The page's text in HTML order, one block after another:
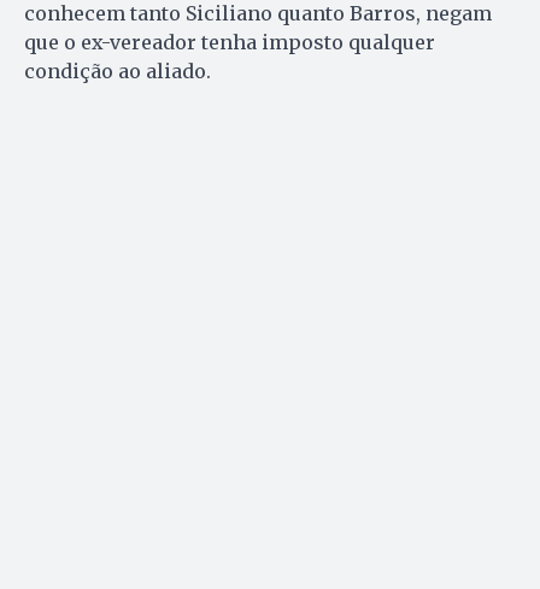
conhecem tanto Siciliano quanto Barros, negam
que o ex-vereador tenha imposto qualquer
condição ao aliado.